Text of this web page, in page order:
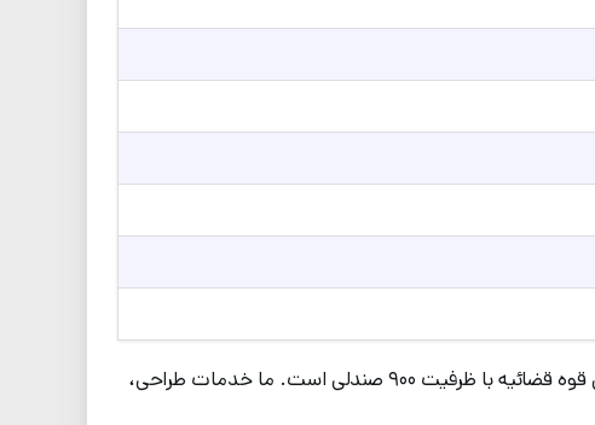
با سابقه درخشان در اجرای پروژه‌های بزرگ، مفتخر به تجهیز سالن‌های استراتژیک مانند مجتمع فرهنگی ورزشی قوه قضائیه با ظرفیت ۹۰۰ صندلی است. ما خدمات طراحی،